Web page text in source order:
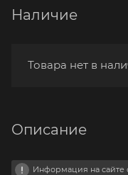
Наличие
Товара нет в
Описание
Информация на сайте